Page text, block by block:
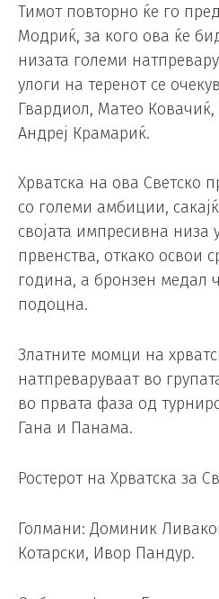
Тимот повторно ќе го
Модриќ, за кого ова ќе
низата големи
улоги на теренот се
Гвардиол, Матео
Андреј Крамариќ.
Хрватска на ова Светско
со големи амбиции,
својата импресивна низа
првенства, откако освои
година, а бронзен медал
подоцна.
Златните момци на
натпреваруваат во
во првата фаза од
Гана и Панама.
Ростерот на Хрватска за
Голмани: Доминик
Котарски, Ивор Пандур.